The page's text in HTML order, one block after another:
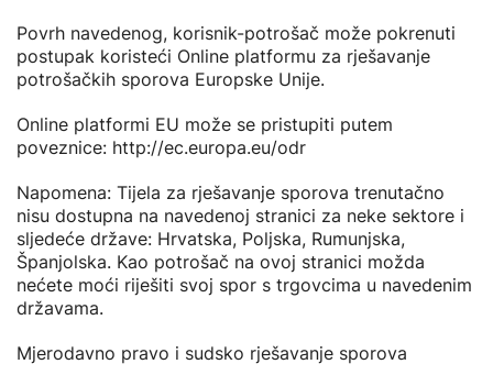
Povrh navedenog, korisnik-potrošač može pokrenuti
postupak koristeći Online platformu za rješavanje
potrošačkih sporova Europske Unije.
Online platformi EU može se pristupiti putem
poveznice: http://ec.europa.eu/odr
Napomena: Tijela za rješavanje sporova trenutačno
nisu dostupna na navedenoj stranici za neke sektore i
sljedeće države: Hrvatska, Poljska, Rumunjska,
Španjolska. Kao potrošač na ovoj stranici možda
nećete moći riješiti svoj spor s trgovcima u navedenim
državama.
Mjerodavno pravo i sudsko rješavanje sporova